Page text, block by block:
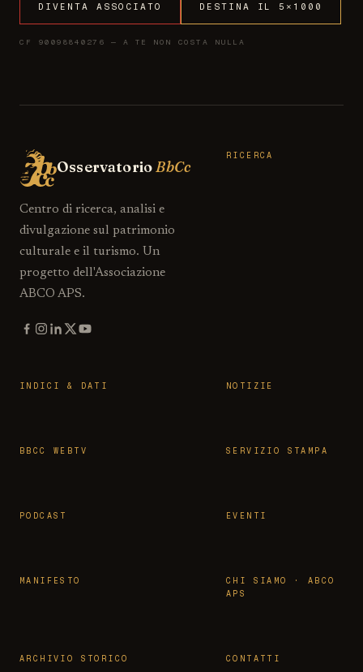
DIVENTA ASSOCIATO DESTINA IL 5×1000
CF 90098840276 — A TE NON COSTA NULLA
OsservatorioBbCc
Centro di ricerca, analisi e
divulgazione sul patrimonio
culturale e il turismo. Un
progetto dell'Associazione
ABCO APS.
RICERCA
INDICI & DATI NOTIZIE
BBCC WEBTV SERVIZIO STAMPA
PODCAST EVENTI
MANIFESTO
CHI SIAMO · ABCO
APS
ARCHIVIO STORICO CONTATTI